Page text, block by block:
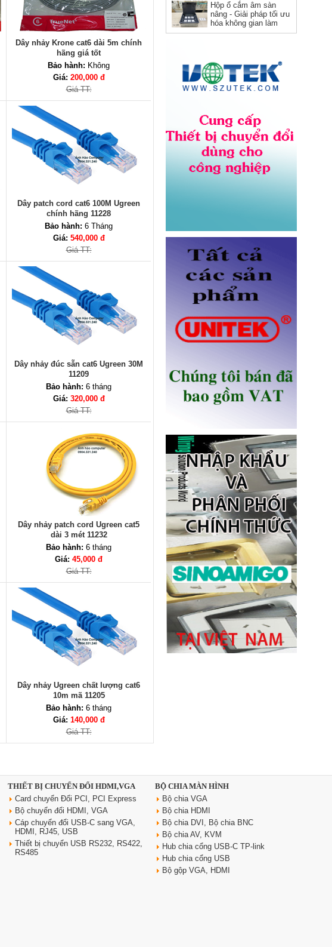
Dây nhảy Krone cat6 dài 5m chính
hãng giá tốt
Bảo hành: Không
Giá: 200,000 đ
Giá TT:
Dây patch cord cat6 100M Ugreen
chính hãng 11228
Bảo hành: 6 Tháng
Giá: 540,000 đ
Giá TT:
Dây nhảy đúc sẵn cat6 Ugreen 30M
11209
Bảo hành: 6 tháng
Giá: 320,000 đ
Giá TT:
Dây nhảy patch cord Ugreen cat5
dài 3 mét 11232
Bảo hành: 6 tháng
Giá: 45,000 đ
Giá TT:
Dây nhảy Ugreen chất lượng cat6
10m mã 11205
Bảo hành: 6 tháng
Giá: 140,000 đ
Giá TT:
chịu tải 20A cho server và UPS
Giá: Liên hệ
Ổ điện âm bàn Sinoamigo STS-
R90B-2 chính hãng
Ổ điện âm bàn đảo bếp có sạc
không dây 15W, USB-C -
Novalink KA-01
Giá: 2,650,000 VNĐ
Ổ cắm âm bàn đảo bếp nâng
hạ, tích hợp sạc không dây, loa
bluetooth Sinoamigo STP-
2AB/Pub+Qi
Giá: 4,600,000 VNĐ
diện 3x2.5 mm2 dùng cho PDU
Giá: 370,000 VNĐ
Hộp ổ cắm âm sàn
nâng - Giải pháp tối ưu
hóa không gian làm
việc
THIẾT BỊ CHUYỂN ĐỔI HDMI,VGA
Card chuyển Đổi PCI, PCI Express
Bộ chuyển đổi HDMI, VGA
Cáp chuyển đổi USB-C sang VGA,
HDMI, RJ45, USB
Thiết bị chuyển USB RS232, RS422,
RS485
BỘ CHIA MÀN HÌNH
Bộ chia VGA
Bộ chia HDMI
Bộ chia DVI, Bộ chia BNC
Bộ chia AV, KVM
Hub chia cổng USB-C TP-link
Hub chia cổng USB
Bộ gộp VGA, HDMI